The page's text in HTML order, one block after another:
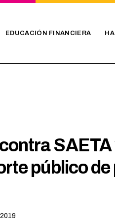
EDUCACIÓN FINANCIERA
SAETA
público de